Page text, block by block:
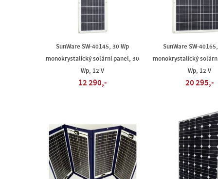
SunWare SW-40145, 30 Wp
monokrystalický solární panel, 30
Wp, 12 V
12 290,-
SunWare SW-
monokrystalický
Wp, 12 V
20 295,-